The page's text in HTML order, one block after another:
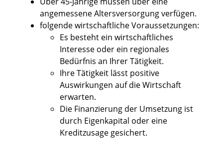
angemessene Altersversorgung verfügen.
folgende wirtschaftliche Voraussetzungen:
Es besteht ein wirtschaftliches
Interesse oder ein regionales
Bedürfnis an Ihrer Tätigkeit.
Ihre Tätigkeit lässt positive
Auswirkungen auf die Wirtschaft
erwarten.
Die Finanzierung der Umsetzung ist
durch Eigenkapital oder eine
Kreditzusage gesichert.